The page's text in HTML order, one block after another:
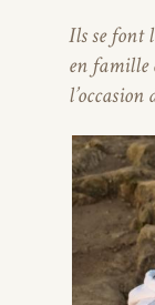
Ils se font
en famille
l’occasion